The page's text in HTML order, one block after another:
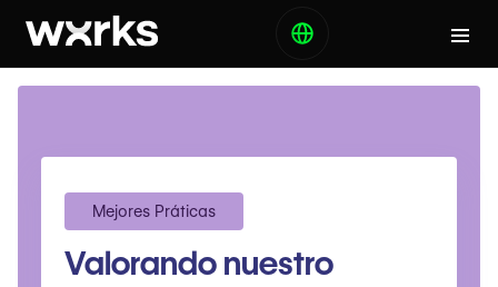
Mejores Práticas
Valorando nuestro